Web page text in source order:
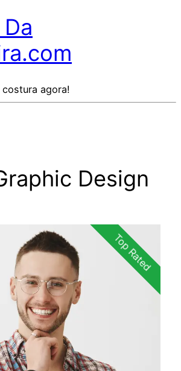
agora!
Design
Top Rated